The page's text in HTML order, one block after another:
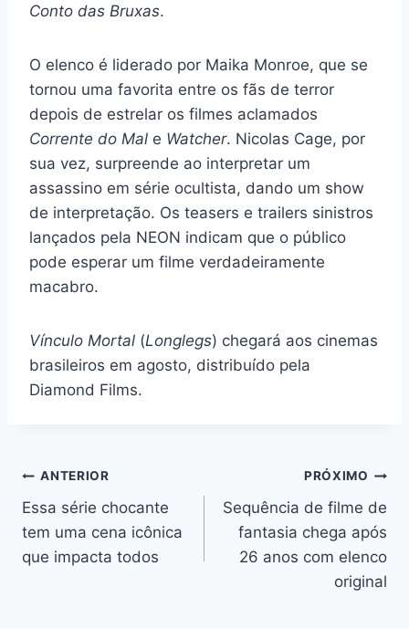
Conto das Bruxas.
O elenco é liderado por Maika Monroe, que se
tornou uma favorita entre os fãs de terror
depois de estrelar os filmes aclamados
Corrente do Mal e Watcher. Nicolas Cage, por
sua vez, surpreende ao interpretar um
assassino em série ocultista, dando um show
de interpretação. Os teasers e trailers sinistros
lançados pela NEON indicam que o público
pode esperar um filme verdadeiramente
macabro.
Vínculo Mortal (Longlegs) chegará aos cinemas
brasileiros em agosto, distribuído pela
Diamond Films.
Navegação
de
Post
ANTERIOR
Essa série chocante
tem uma cena icônica
que impacta todos
PRÓXIMO
Sequência de filme de
fantasia chega após
26 anos com elenco
original